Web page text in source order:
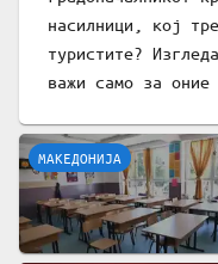
насилници, кој
туристите?
важи само за оние
МАКЕДОНИЈА